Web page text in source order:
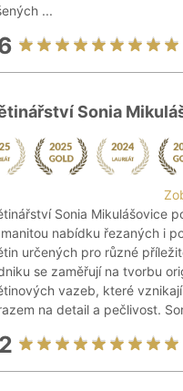
...
Sonia
Sonia Mikulášovice
nabídku řezaných i
určených pro různé
se zaměřují na tvorbu
vazeb, které
na detail a pečlivost.